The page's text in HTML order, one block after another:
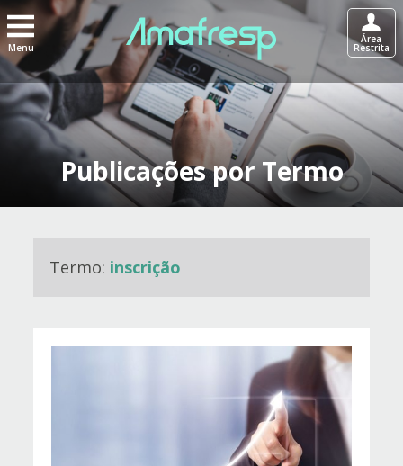
Menu
Área
Restrita
Publicações por Termo
Termo: inscrição